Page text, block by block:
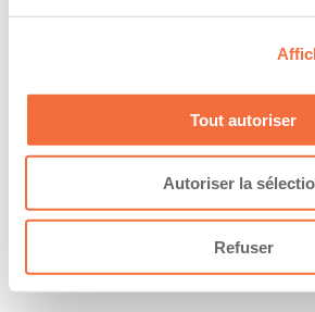
Tout autoriser
Autoriser la
Refuser